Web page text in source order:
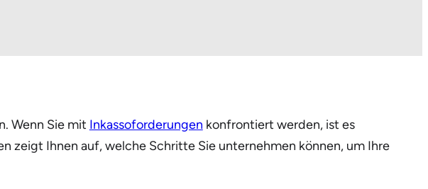
Wenn Sie mit Inkassoforderungen konfrontiert werden, ist es
zeigt Ihnen auf, welche Schritte Sie unternehmen können, um Ihre